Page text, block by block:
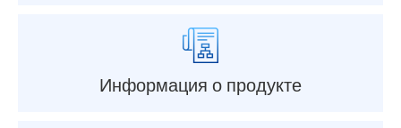
Информация о продукте